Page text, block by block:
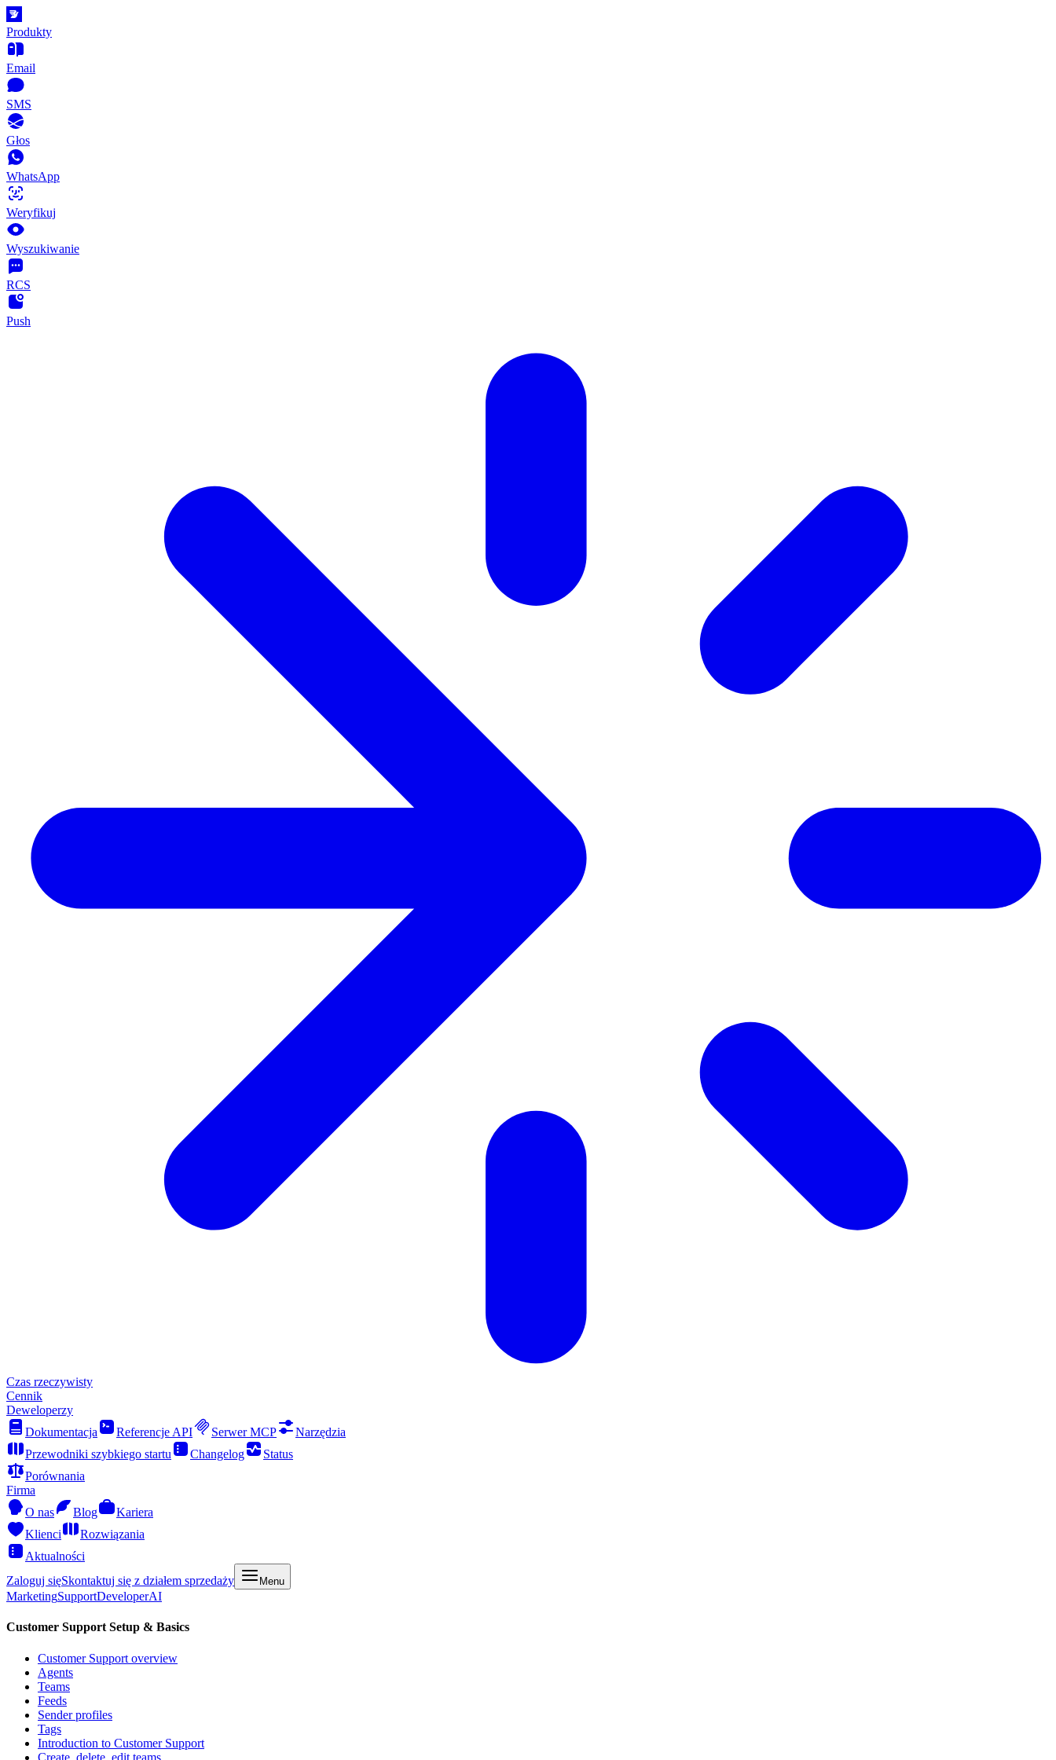
Produkty
Email
SMS
Głos
WhatsApp
Weryfikuj
Wyszukiwanie
RCS
Push
Czas rzeczywisty
Cennik
Deweloperzy
Dokumentacja
Referencje API Serwer MCP
Narzędzia
Przewodniki szybkiego startu
Changelog
Status
Porównania
Firma
O nas
Blog
Kariera
Klienci
Rozwiązania
Aktualności
Zaloguj sięSkontaktuj się z działem sprzedaży Menu
MarketingSupportDeveloperAI
Customer Support Setup & Basics
Customer Support overview
Agents
Teams
Feeds
Sender profiles
Tags
Introduction to Customer Support
Create, delete, edit teams